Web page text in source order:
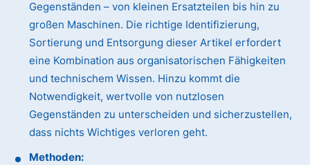
Gegenständen – von kleinen Ersatzteilen bis hin zu
großen Maschinen. Die richtige Identifizierung,
Sortierung und Entsorgung dieser Artikel erfordert
eine Kombination aus organisatorischen Fähigkeiten
und technischem Wissen. Hinzu kommt die
Notwendigkeit, wertvolle von nutzlosen
Gegenständen zu unterscheiden und sicherzustellen,
dass nichts Wichtiges verloren geht.
Methoden: